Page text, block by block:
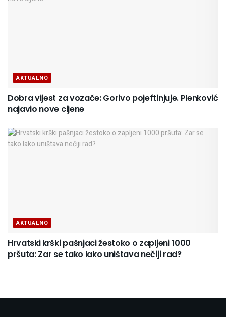
AKTUALNO
Dobra vijest za vozače: Gorivo pojeftinjuje. Plenković
najavio nove cijene
AKTUALNO
Hrvatski krški pašnjaci žestoko o zapljeni 1000
pršuta: Zar se tako lako uništava nečiji rad?